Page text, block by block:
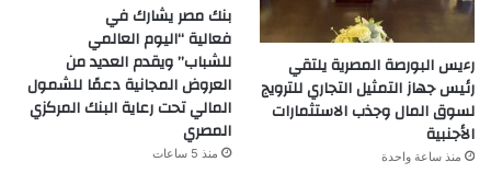
رءيس البورصة المصرية يلتقي
رئيس جهاز التمثيل التجاري للترويج
لسوق المال وجذب الاستثمارات
الأجنبية
منذ ساعة واحدة
بنك مصر يشارك في
فعالية “اليوم العالمي
للشباب” ويقدم العديد من
العروض المجانية دعمًا للشمول
المالي تحت رعاية البنك المركزي
المصري
منذ 5 ساعات